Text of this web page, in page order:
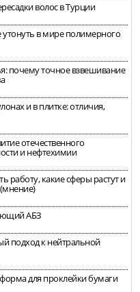
волос в Турции
в мире полимерного
почему точное взвешивание
и в плитке: отличия,
отечественного
и нефтехимии
работу, какие сферы растут и
АБЗ
подход к нейтральной
для проклейки бумаги